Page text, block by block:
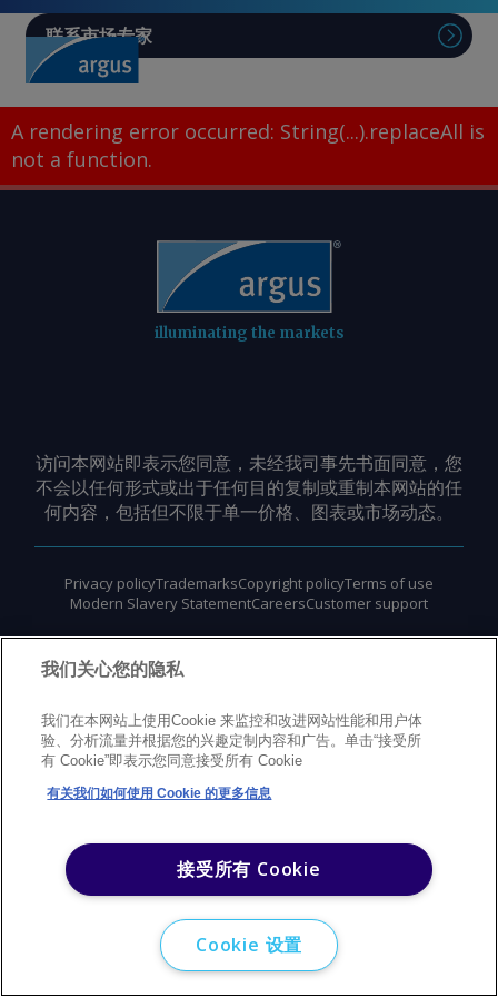
联系市场专家
A rendering error occurred: String(...).replaceAll is
not a function.
illuminating the markets
访问本网站即表示您同意，未经我司事先书面同意，您
不会以任何形式或出于任何目的复制或重制本网站的任
何内容，包括但不限于单一价格、图表或市场动态。
©2026Argus Media Group Copyright
Privacy policyTrademarksCopyright policyTerms of use
Modern Slavery StatementCareersCustomer support
我们关心您的隐私
我们在本网站上使用Cookie 来监控和改进网站性能和用户体
验、分析流量并根据您的兴趣定制内容和广告。单击“接受所
有 Cookie”即表示您同意接受所有 Cookie
有关我们如何使用 Cookie 的更多信息
接受所有 Cookie
Cookie 设置